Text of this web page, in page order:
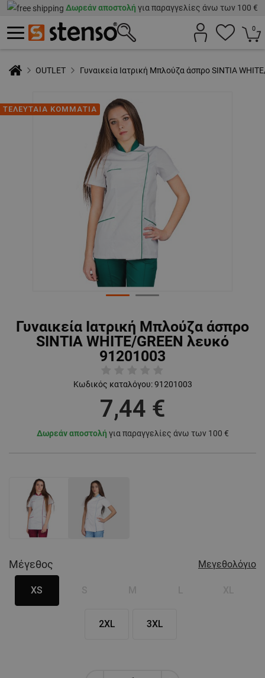
Δωρεάν αποστολή για παραγγελίες άνω των 100 €
0
OUTLET Γυναικεία Ιατρική Μπλούζα άσπρο SINTIA
ΤΕΛΕΥΤΑΙΑ ΚΟΜΜΑΤΙΑ
Γυναικεία Ιατρική Μπλούζα άσπρο
SINTIA WHITE/GREEN λευκό
91201003
Κωδικός καταλόγου: 91201003
7,44 €
Δωρεάν αποστολή για παραγγελίες άνω των 100 €
Μέγεθος Μεγεθολόγιο
XS
2XL 3XL